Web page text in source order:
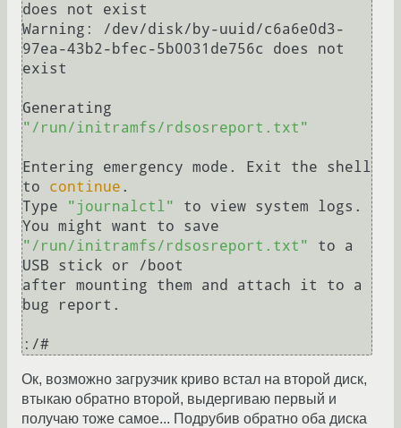
does not exist
Warning: /dev/disk/by-uuid/c6a6e0d3-
97ea-43b2-bfec-5b0031de756c does not
exist
"/run/initramfs/rdsosreport.txt"
Entering emergency mode. Exit the shell
to continue .
Type
"journalctl"
to view system logs.
"/run/initramfs/rdsosreport.txt"
to a
USB stick or /boot
after mounting them and attach it to a
bug report.
Ок, возможно загрузчик криво встал на второй диск,
втыкаю обратно второй, выдергиваю первый и
получаю тоже самое... Подрубив обратно оба диска